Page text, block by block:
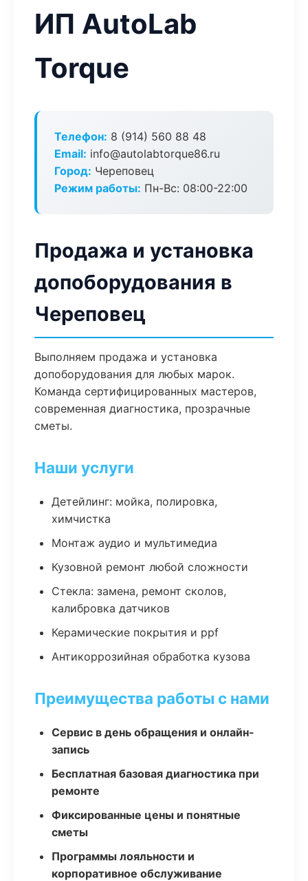
ИП AutoLab
Torque
Телефон: 8 (914) 560 88 48
Email: info@autolabtorque86.ru
Город: Череповец
Режим работы: Пн-Вс: 08:00-22:00
Продажа и установка
допоборудования в
Череповец
Выполняем продажа и установка
допоборудования для любых марок.
Команда сертифицированных мастеров,
современная диагностика, прозрачные
сметы.
Наши услуги
Детейлинг: мойка, полировка,
химчистка
Монтаж аудио и мультимедиа
Кузовной ремонт любой сложности
Стекла: замена, ремонт сколов,
калибровка датчиков
Керамические покрытия и ppf
Антикоррозийная обработка кузова
Преимущества работы с нами
Сервис в день обращения и онлайн-
запись
Бесплатная базовая диагностика при
ремонте
Фиксированные цены и понятные
сметы
Программы лояльности и
корпоративное обслуживание